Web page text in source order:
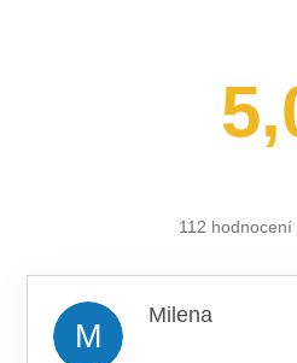
112 hodnocení
M
Milena